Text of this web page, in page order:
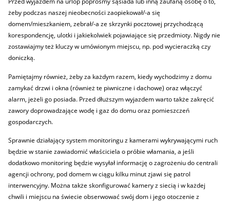
żeby podczas naszej nieobecności zaopiekował/-a się
domem/mieszkaniem, zebrał/-a ze skrzynki pocztowej przychodzącą
korespondencję, ulotki i jakiekolwiek pojawiające się przedmioty. Nigdy nie
zostawiajmy też kluczy w umówionym miejscu, np. pod wycieraczką czy
doniczką.
Pamiętajmy również, żeby za każdym razem, kiedy wychodzimy z domu
zamykać drzwi i okna (również te piwniczne i dachowe) oraz włączyć
alarm, jeżeli go posiada. Przed dłuższym wyjazdem warto także zakręcić
zawory doprowadzające wodę i gaz do domu oraz pomieszczeń
gospodarczych.
Sprawnie działający system monitoringu z kamerami wykrywającymi ruch
będzie w stanie zawiadomić właściciela o próbie włamania, a jeśli
dodatkowo monitoring będzie wysyłał informację o zagrożeniu do centrali
agencji ochrony, pod domem w ciągu kilku minut zjawi się patrol
interwencyjny. Można także skonfigurować kamery z siecią i w każdej
chwili i miejscu na świecie obserwować swój dom i jego otoczenie z